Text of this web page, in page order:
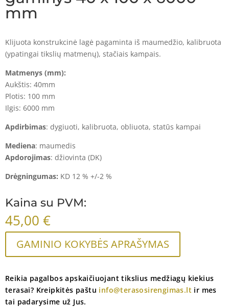
mm
Klijuota konstrukcinė lagė pagaminta iš maumedžio, kalibruota
(ypatingai tikslių matmenų), stačiais kampais.
Matmenys (mm):
Aukštis: 40mm
Plotis: 100 mm
Ilgis: 6000 mm
Apdirbimas: dygiuoti, kalibruota, obliuota, statūs kampai
Mediena: maumedis
Apdorojimas: džiovinta (DK)
Drėgningumas: KD 12 % +/-2 %
Kaina su PVM:
45,00 €
GAMINIO KOKYBĖS APRAŠYMAS
Reikia pagalbos apskaičiuojant tikslius medžiagų kiekius
terasai? Kreipkitės paštu info@terasosirengimas.lt ir mes
tai padarysime už Jus.